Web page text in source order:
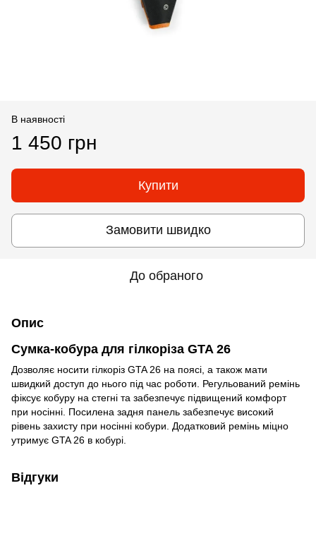
В наявності
1 450 грн
Купити
Замовити швидко
До обраного
Опис
Сумка-кобура для гілкоріза GTA 26
Дозволяє носити гілкоріз GTA 26 на поясі, а також мати
швидкий доступ до нього під час роботи. Регульований ремінь
фіксує кобуру на стегні та забезпечує підвищений комфорт
при носінні. Посилена задня панель забезпечує високий
рівень захисту при носінні кобури. Додатковий ремінь міцно
утримує GTA 26 в кобурі.
Відгуки